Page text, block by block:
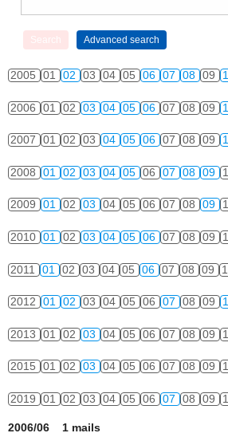
2005 01 02 03 04 05 06 07 08 09
2006 01 02 03 04 05 06 07 08 09
2007 01 02 03 04 05 06 07 08 09
2008 01 02 03 04 05 06 07 08 09
2009 01 02 03 04 05 06 07 08 09
2010 01 02 03 04 05 06 07 08 09
2011 01 02 03 04 05 06 07 08 09
2012 01 02 03 04 05 06 07 08 09
2013 01 02 03 04 05 06 07 08 09
2015 01 02 03 04 05 06 07 08 09
2019 01 02 03 04 05 06 07 08 09
2006/06 1 mails